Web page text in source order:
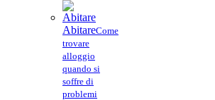
AbitareCome
trovare
alloggio
quando si
soffre di
problemi